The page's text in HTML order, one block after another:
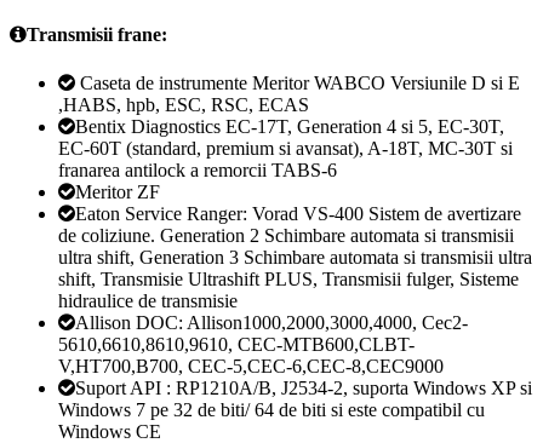
Transmisii frane:
Caseta de instrumente Meritor WABCO Versiunile D si E
,HABS, hpb, ESC, RSC, ECAS
Bentix Diagnostics EC-17T, Generation 4 si 5, EC-30T,
EC-60T (standard, premium si avansat), A-18T, MC-30T si
franarea antilock a remorcii TABS-6
Meritor ZF
Eaton Service Ranger: Vorad VS-400 Sistem de avertizare
de coliziune. Generation 2 Schimbare automata si transmisii
ultra shift, Generation 3 Schimbare automata si transmisii ultra
shift, Transmisie Ultrashift PLUS, Transmisii fulger, Sisteme
hidraulice de transmisie
Allison DOC: Allison1000,2000,3000,4000, Cec2-
5610,6610,8610,9610, CEC-MTB600,CLBT-
V,HT700,B700, CEC-5,CEC-6,CEC-8,CEC9000
Suport API : RP1210A/B, J2534-2, suporta Windows XP si
Windows 7 pe 32 de biti/ 64 de biti si este compatibil cu
Windows CE